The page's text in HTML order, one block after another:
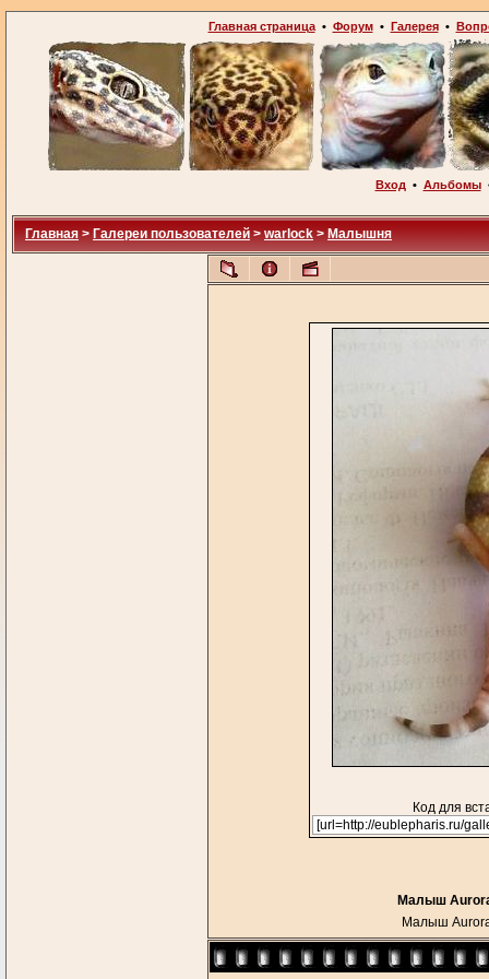
Главная страница• Форум• Галерея•
Вход • Альбомы
Главная > Галереи пользователей > warlock > Малышня
Код для
Малыш
Малыш